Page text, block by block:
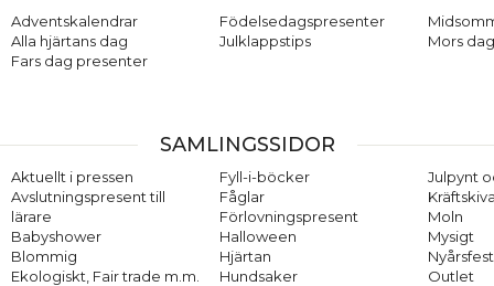
Adventskalendrar
Alla hjärtans dag
Fars dag presenter
Födelsedagspresenter
Julklappstips
Mors
SAMLINGSSIDOR
Aktuellt i pressen
Avslutningspresent till
lärare
Babyshower
Blommig
Ekologiskt, Fair trade m.m.
Fyll-i-böcker
Fåglar
Förlovningspresent
Halloween
Hjärtan
Hundsaker
Julpynt
Moln
Mysigt
Nyårsfest
Outlet